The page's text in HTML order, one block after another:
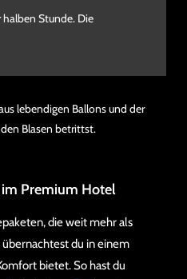
Stunde. Die
lebendigen Ballons und der
Blasen betrittst.
Premium Hotel
die weit mehr als
du in einem
bietet. So hast du